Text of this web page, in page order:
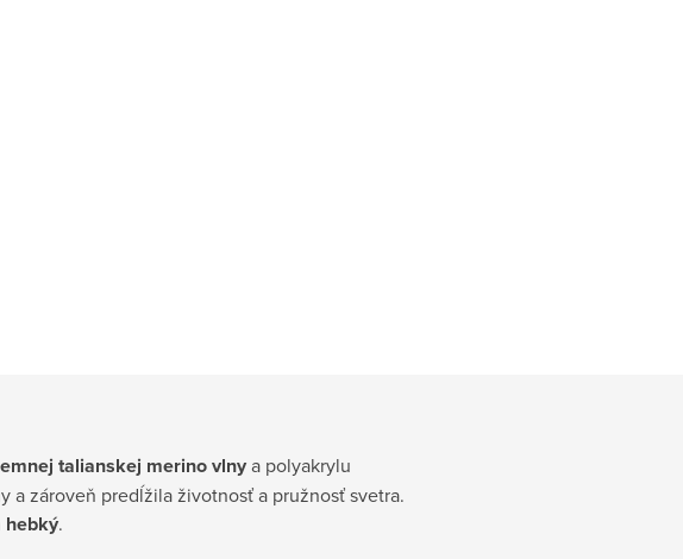
emnej talianskej merino vlnya polyakrylu
a zároveň predĺžila životnosť a pružnosť svetra.
hebký.